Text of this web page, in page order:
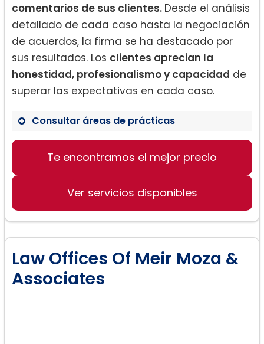
comentarios de sus clientes. Desde el análisis
detallado de cada caso hasta la negociación
de acuerdos, la firma se ha destacado por
sus resultados. Los clientes aprecian la
honestidad, profesionalismo y capacidad de
superar las expectativas en cada caso.
Consultar áreas de prácticas
Asesoramiento en derecho familiar
Resolución de conflictos familiares
Te encontramos el mejor precio
Ver servicios disponibles
Law Offices Of Meir Moza &
Associates